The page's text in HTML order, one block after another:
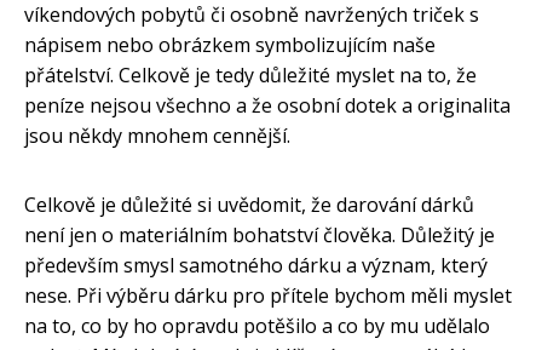
víkendových pobytů či osobně navržených triček s
nápisem nebo obrázkem symbolizujícím naše
přátelství. Celkově je tedy důležité myslet na to, že
peníze nejsou všechno a že osobní dotek a originalita
jsou někdy mnohem cennější.
Celkově je důležité si uvědomit, že darování dárků
není jen o materiálním bohatství člověka. Důležitý je
především smysl samotného dárku a význam, který
nese. Při výběru dárku pro přítele bychom měli myslet
na to, co by ho opravdu potěšilo a co by mu udělalo